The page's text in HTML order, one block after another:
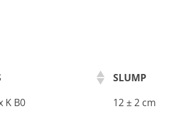
SLUMP
K B0 12 ± 2 cm